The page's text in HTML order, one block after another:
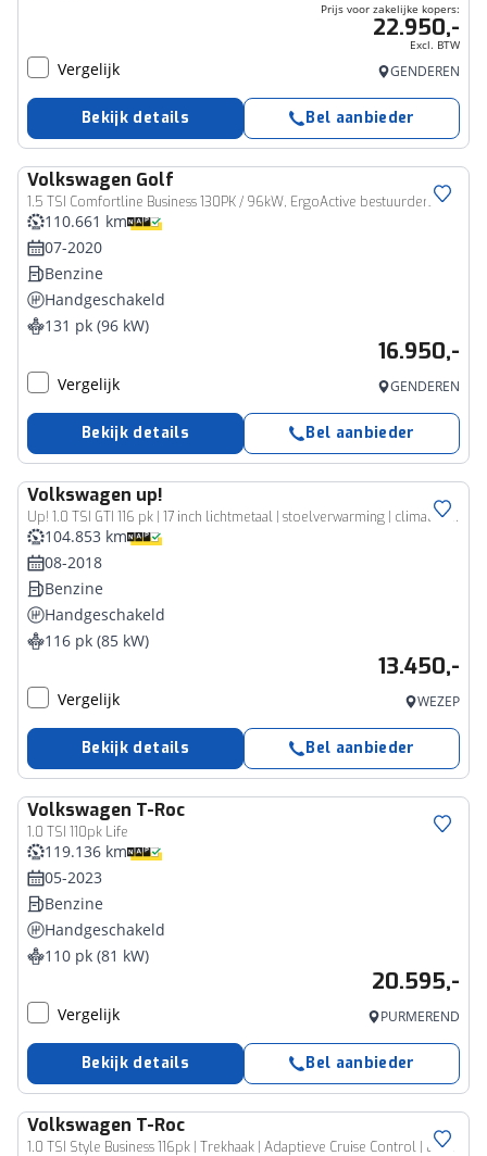
Prijs voor zakelijke kopers:
22.950,-
Excl. BTW
Vergelijk GENDEREN
Bekijk details Bel aanbieder
Volkswagen Golf
1.5 TSI Comfortline Business 130PK / 96kW, ErgoActive bestuurdersstoel met massagefunctie, LED achterlichten met dynamische knipperlichten, verwarmbare voorstoelen, navigatie, 2-zone climatronic, Comfort pakket (regensensor automatische dimlichten), Apple Carplay & Android Auto, DAB+, elektrisch verstel- en verwarmbare buitenspiegels, parkeersensoren voor en achter (PDC) etc.
110.661 km
07-2020
Benzine
Handgeschakeld
131 pk (96 kW)
16.950,-
Vergelijk GENDEREN
Bekijk details Bel aanbieder
Volkswagen up!
Up! 1.0 TSI GTI 116 pk | 17 inch lichtmetaal | stoelverwarming | climate control | zwart dak-spiegels | NL auto
104.853 km
08-2018
Benzine
Handgeschakeld
116 pk (85 kW)
13.450,-
Vergelijk WEZEP
Bekijk details Bel aanbieder
Volkswagen T-Roc
1.0 TSI 110pk Life
119.136 km
05-2023
Benzine
Handgeschakeld
110 pk (81 kW)
20.595,-
Vergelijk PURMEREND
Bekijk details Bel aanbieder
Volkswagen T-Roc
1.0 TSI Style Business 116pk | Trekhaak | Adaptieve Cruise Control | Elektronische Kofferklep | Apple Carplay